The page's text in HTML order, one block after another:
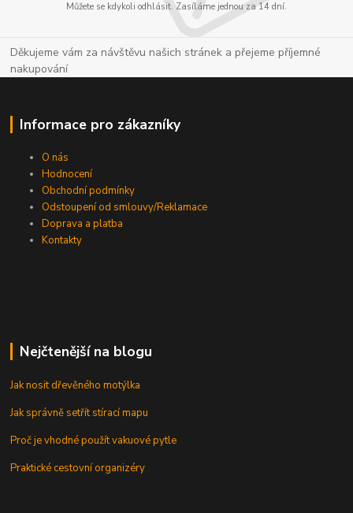
Můžete se kdykoli odhlásit. Zasíláme jednou za 14 dní.
Děkujeme vám za návštěvu našich stránek a přejeme příjemné
nakupování
Informace pro zákazníky
O nás
Hodnocení
Obchodní podmínky
Odstoupení od smlouvy/Reklamace
Doprava a platba
Kontakty
Nejčtenější na blogu
Jak nosit dřevěného motýlka
Jak správně setřít stírací mapu
Proč je vhodné použít vakuové pytle
Praktické cestovní organizéry